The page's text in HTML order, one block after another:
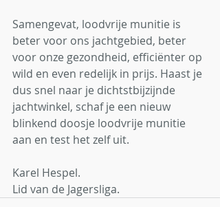
Samengevat, loodvrije munitie is
beter voor ons jachtgebied, beter
voor onze gezondheid, efficiënter op
wild en even redelijk in prijs. Haast je
dus snel naar je dichtstbijzijnde
jachtwinkel, schaf je een nieuw
blinkend doosje loodvrije munitie
aan en test het zelf uit.
Karel Hespel.
Lid van de Jagersliga.